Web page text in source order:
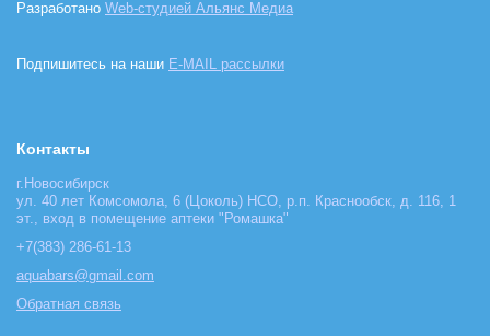
Разработано Web-студией Альянс Медиа
Подпишитесь на наши E-MAIL рассылки
Контакты
г.Новосибирск
ул. 40 лет Комсомола, 6 (Цоколь) НСО, р.п. Краснообск, д. 116, 1
эт., вход в помещение аптеки "Ромашка"
+7(383) 286-61-13
aquabars@gmail.com
Обратная связь